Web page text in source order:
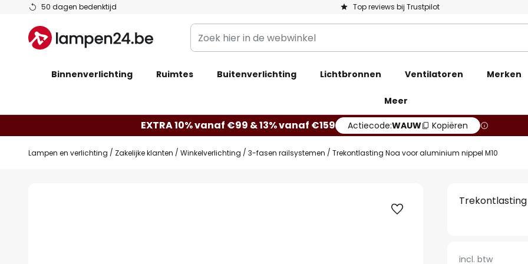
50 dagen bedenktijd Top reviews bij Trustpilot
Ga
de
inhoud
Zoek
hier
de
Binnenverlichting Ruimtes Buitenverlichting Lichtbronnen Ventilatoren Merken
Meer
EXTRA 10% vanaf €99 & 13% vanaf €159 Actiecode:WAUW Kopiëren
Lampen en verlichting Zakelijke klanten Winkelverlichting 3-fasen railsystemen Trekontlasting Noa voor aluminium nippel M10
Trekontlasting
incl. btw